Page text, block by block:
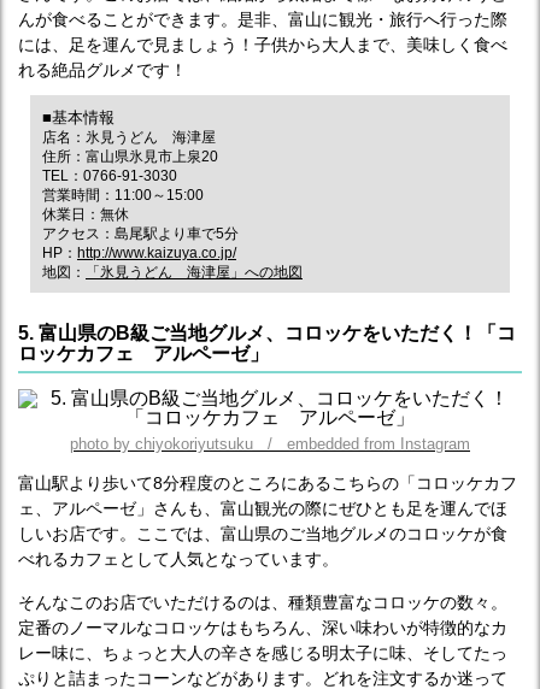
んが食べることができます。是非、富山に観光・旅行へ行った際
には、足を運んで見ましょう！子供から大人まで、美味しく食べ
れる絶品グルメです！
■基本情報
店名：氷見うどん 海津屋
住所：富山県氷見市上泉20
TEL：0766-91-3030
営業時間：11:00～15:00
休業日：無休
アクセス：島尾駅より車で5分
HP： http://www.kaizuya.co.jp/
地図：
「氷見うどん 海津屋」への地図
5. 富山県のB級ご当地グルメ、コロッケをいただく！「コ
ロッケカフェ アルペーゼ」
photo by chiyokoriyutsuku / embedded from Instagram
富山駅より歩いて8分程度のところにあるこちらの「コロッケカフ
ェ、アルペーゼ」さんも、富山観光の際にぜひとも足を運んでほ
しいお店です。ここでは、富山県のご当地グルメのコロッケが食
べれるカフェとして人気となっています。
そんなこのお店でいただけるのは、種類豊富なコロッケの数々。
定番のノーマルなコロッケはもちろん、深い味わいが特徴的なカ
レー味に、ちょっと大人の辛さを感じる明太子に味、そしてたっ
ぷりと詰まったコーンなどがあります。どれを注文するか迷って